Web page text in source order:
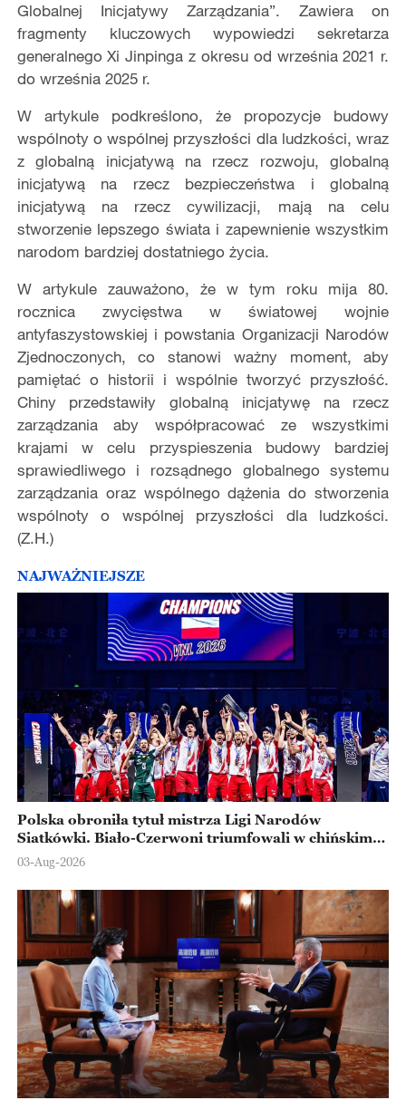
Globalnej Inicjatywy Zarządzania”. Zawiera on
fragmenty kluczowych wypowiedzi sekretarza
generalnego Xi Jinpinga z okresu od września 2021 r.
do września 2025 r.
W artykule podkreślono, że propozycje budowy
wspólnoty o wspólnej przyszłości dla ludzkości, wraz
z globalną inicjatywą na rzecz rozwoju, globalną
inicjatywą na rzecz bezpieczeństwa i globalną
inicjatywą na rzecz cywilizacji, mają na celu
stworzenie lepszego świata i zapewnienie wszystkim
narodom bardziej dostatniego życia.
W artykule zauważono, że w tym roku mija 80.
rocznica zwycięstwa w światowej wojnie
antyfaszystowskiej i powstania Organizacji Narodów
Zjednoczonych, co stanowi ważny moment, aby
pamiętać o historii i wspólnie tworzyć przyszłość.
Chiny przedstawiły globalną inicjatywę na rzecz
zarządzania aby współpracować ze wszystkimi
krajami w celu przyspieszenia budowy bardziej
sprawiedliwego i rozsądnego globalnego systemu
zarządzania oraz wspólnego dążenia do stworzenia
wspólnoty o wspólnej przyszłości dla ludzkości.
(Z.H.)
NAJWAŻNIEJSZE
Polska obroniła tytuł mistrza Ligi Narodów
Siatkówki. Biało-Czerwoni triumfowali w chińskim
Ningbo
03-Aug-2026